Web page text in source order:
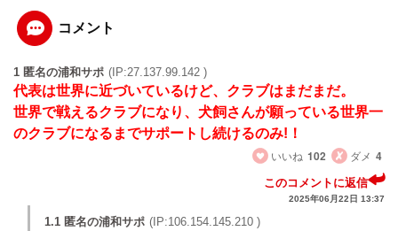
コメント
1 匿名の浦和サポ (IP:27.137.99.142 )
代表は世界に近づいているけど、クラブはまだまだ。
世界で戦えるクラブになり、犬飼さんが願っている世界一
のクラブになるまでサポートし続けるのみ!！
いいね 102 ダメ 4
このコメントに返信
2025年06月22日 13:37
1.1 匿名の浦和サポ (IP:106.154.145.210 )